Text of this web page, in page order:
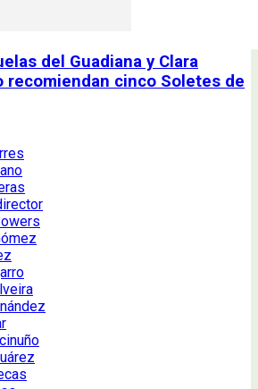
del Guadiana y Clara
recomiendan cinco Soletes de